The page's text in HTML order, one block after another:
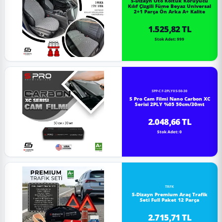
Kılıf Çizgili Füme Beyaz Universal
2+1 Parça Ön Arka A+ Kalite
1.525,82 TL
Stok Adet: 999
SPP-CF-2PLY05-50-30
S Pro Cam Filmi Nano Carbon XC
Serisi 2PLY %05 50cm/30mt
2.048,66 TL
Stok Adet: 0
TRFK
S-Dizayn Premium Araç Trafik
Seti Full Paket 12 Parça
2.715,71 TL